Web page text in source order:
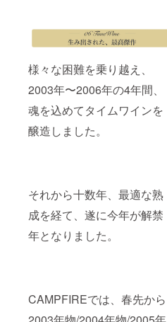
様々な困難を乗り越え、
2003年〜2006年の4年間、
魂を込めてタイムワインを
醸造しました。
それから十数年、最適な熟
成を経て、遂に今年が解禁
年となりました。
CAMPFIREでは、春先から